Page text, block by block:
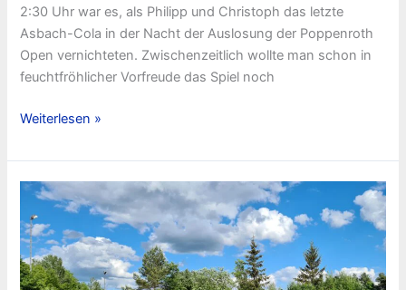
2:30 Uhr war es, als Philipp und Christoph das letzte
Asbach-Cola in der Nacht der Auslosung der Poppenroth
Open vernichteten. Zwischenzeitlich wollte man schon in
feuchtfröhlicher Vorfreude das Spiel noch
Wer
feiert,
der
hat
einen
Brand
Weiterlesen »